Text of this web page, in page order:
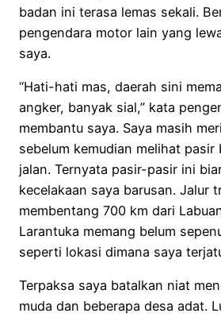
badan ini terasa lemas sekali.
pengendara motor lain yang
saya.
“Hati-hati mas, daerah sini
angker, banyak sial,” kata
membantu saya. Saya masih
sebelum kemudian melihat pasir
jalan. Ternyata pasir-pasir ini
kecelakaan saya barusan. Jalur
membentang 700 km dari
Larantuka memang belum
seperti lokasi dimana saya
Terpaksa saya batalkan niat
muda dan beberapa desa adat.